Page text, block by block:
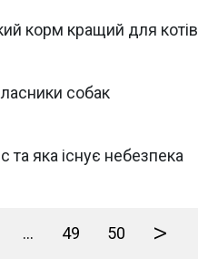
корм кращий для котів
собак
та яка існує небезпека
... 49 50 >